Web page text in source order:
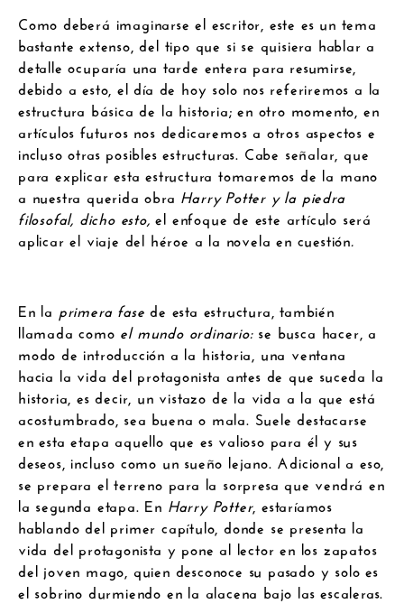
Como deberá imaginarse el escritor, este es un tema
bastante extenso, del tipo que si se quisiera hablar a
detalle ocuparía una tarde entera para resumirse,
debido a esto, el día de hoy solo nos referiremos a la
estructura básica de la historia; en otro momento, en
artículos futuros nos dedicaremos a otros aspectos e
incluso otras posibles estructuras. Cabe señalar, que
para explicar esta estructura tomaremos de la mano
a nuestra querida obra Harry Potter y la piedra
filosofal, dicho esto, el enfoque de este artículo será
aplicar el viaje del héroe a la novela en cuestión.
En la primera fasede esta estructura, también
llamada como el mundo ordinario:se busca hacer, a
modo de introducción a la historia, una ventana
hacia la vida del protagonista antes de que suceda la
historia, es decir, un vistazo de la vida a la que está
acostumbrado, sea buena o mala. Suele destacarse
en esta etapa aquello que es valioso para él y sus
deseos, incluso como un sueño lejano. Adicional a eso,
se prepara el terreno para la sorpresa que vendrá en
la segunda etapa. En Harry Potter, estaríamos
hablando del primer capítulo, donde se presenta la
vida del protagonista y pone al lector en los zapatos
del joven mago, quien desconoce su pasado y solo es
el sobrino durmiendo en la alacena bajo las escaleras.